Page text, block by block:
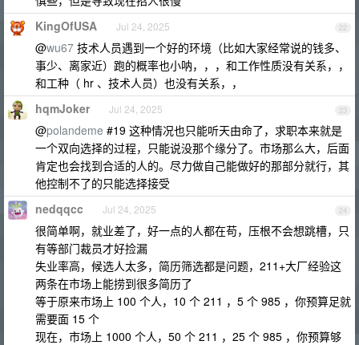
22
KingOfUSA Jul 24, 2025
@wu67 技术人员遇到一个好的环境（比如大家经常说的钱多、
事少、离家近）跑的概率也小呐，，，和工作性质没有关系，，
和工种（ hr 、技术人员）也没有关系，，
23
hqmJoker Jul 24, 2025
@polandeme #19 这种情况也只能听天由命了，求职本来就是
一个双向选择的过程，只能说没那个缘分了。市场那么大，后面
肯定也会找到合适的人的。尽力做自己能做好的那部分就行，其
他控制不了的只能选择接受
24
nedqqcc Jul 24, 2025
很简单啊，就业差了，好一点的人都在苟，压根不会想跳槽，只
有等部门裁员才好捡漏
失业率高，候选人太多，简历筛选都是问题，211+大厂经验这
两条在市场上能捞到很多简历了
等于原来市场上 100 个人，10 个 211 ，5 个 985 ，你预算足就
需要面 15 个
现在，市场上 1000 个人，50 个 211 ，25 个 985 ，你预算够